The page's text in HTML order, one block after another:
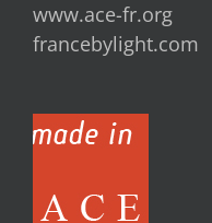
www.ace-fr.org
francebylight.com